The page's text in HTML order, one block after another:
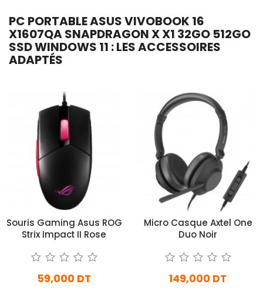
PC PORTABLE ASUS VIVOBOOK 16
X1607QA SNAPDRAGON X X1 32GO 512GO
SSD WINDOWS 11 : LES ACCESSOIRES
ADAPTÉS
Souris Gaming Asus ROG
Strix Impact II Rose
59,000 DT
Micro Casque Axtel One
Duo Noir
149,000 DT